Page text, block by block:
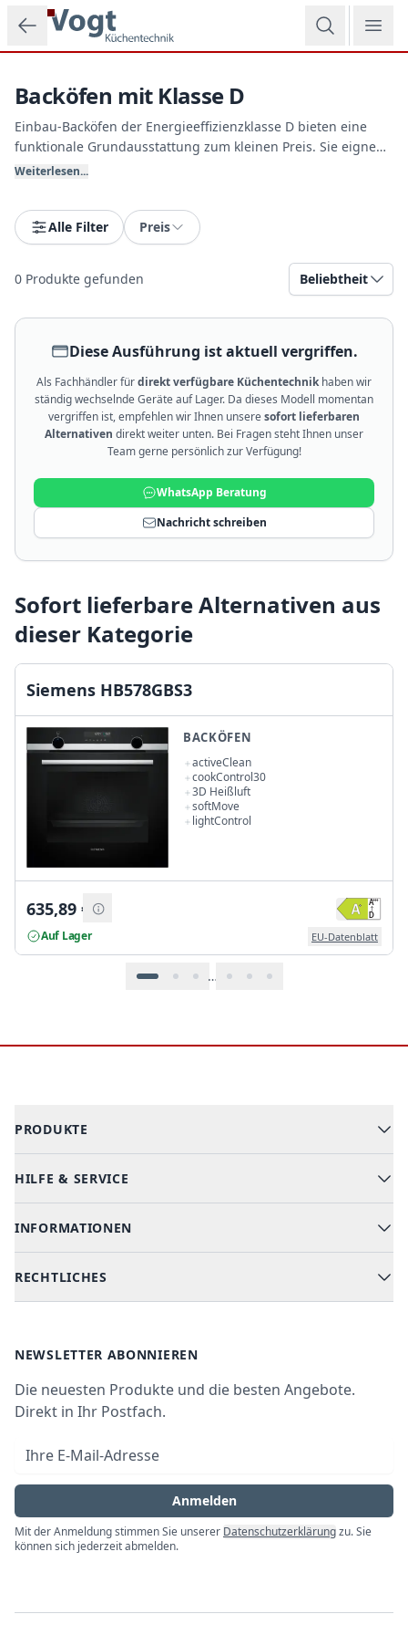
Zum Hauptinhalt springen
Backöfen mit Klasse D
Einbau-Backöfen der Energieeffizienzklasse D bieten eine
funktionale Grundausstattung zum kleinen Preis. Sie eignen
sich hervorragend für Teeküchen, Vereinsheime oder
und ein extrem faires Preis-Leistungs-Verhältnis im
Vordergrund stehen. Entdecken Sie unsere Angebote bei
Vogt Küchentechnik.
Weiterlesen...
Alle Filter Preis
0 Produkte gefunden Beliebtheit
Diese Ausführung ist aktuell vergriffen.
Als Fachhändler fürdirekt verfügbare Küchentechnikhaben wir
ständig wechselnde Geräte auf Lager. Da dieses Modell momentan
vergriffen ist, empfehlen wir Ihnen unseresofort lieferbaren
Alternativen direkt weiter unten. Bei Fragen steht Ihnen unser
Team gerne persönlich zur Verfügung!
WhatsApp Beratung
Nachricht schreiben
Sofort lieferbare Alternativen aus
dieser Kategorie
Siemens HB578GBS3
BACKÖFEN
activeClean
cookControl30
3D Heißluft
softMove
lightControl
635,89 €
Auf Lager EU-Datenblatt
…
PRODUKTE
Alle Kategorien
Kühlen & Gefrieren
HILFE & SERVICE
Hilfe & FAQ
INFORMATIONEN
Über uns
RECHTLICHES
Datenschutz
Widerrufsrecht
Impressum
NEWSLETTER ABONNIEREN
Die neuesten Produkte und die besten Angebote.
Direkt in Ihr Postfach.
E-Mail-Adresse
Anmelden
Mit der Anmeldung stimmen Sie unserer Datenschutzerklärungzu. Sie
können sich jederzeit abmelden.